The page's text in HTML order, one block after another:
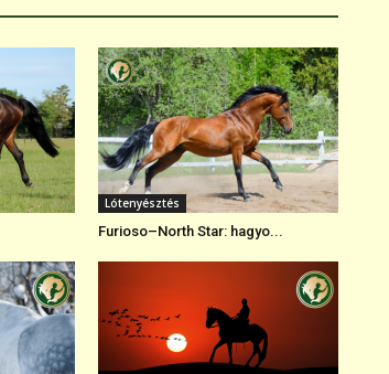
Lótenyésztés
Furioso–North Star: hagyo...